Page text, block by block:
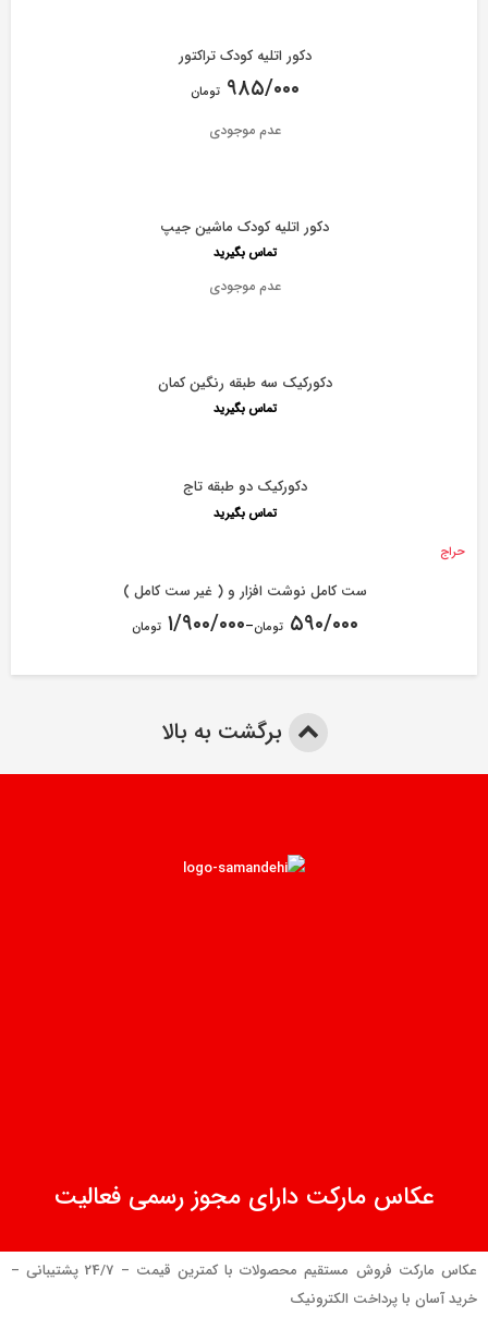
دکور اتلیه کودک تراکتور
۹۸۵/۰۰۰ تومان
عدم موجودی
دکور اتلیه کودک ماشین جیپ
تماس بگیرید
عدم موجودی
دکورکیک سه طبقه رنگین کمان
تماس بگیرید
دکورکیک دو طبقه تاج
تماس بگیرید
حراج
ست کامل نوشت افزار و ( غیر ست کامل )
۵۹۰/۰۰۰ تومان–۱/۹۰۰/۰۰۰ تومان
برگشت به بالا
عکاس مارکت دارای مجوز رسمی فعالیت
عکاس مارکت فروش مستقیم محصولات با کمترین قیمت – 24/7 پشتیبانی –
خرید آسان با پرداخت الکترونیک